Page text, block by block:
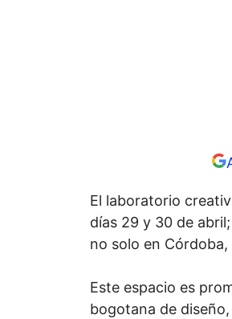
El laboratorio
días 29 y 30 de
no solo en
Este espacio es
bogotana de